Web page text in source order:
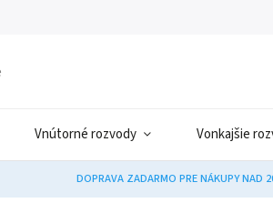
Vnútorné rozvody Vonkajšie
DOPRAVA ZADARMO PRE NÁKUPY NAD